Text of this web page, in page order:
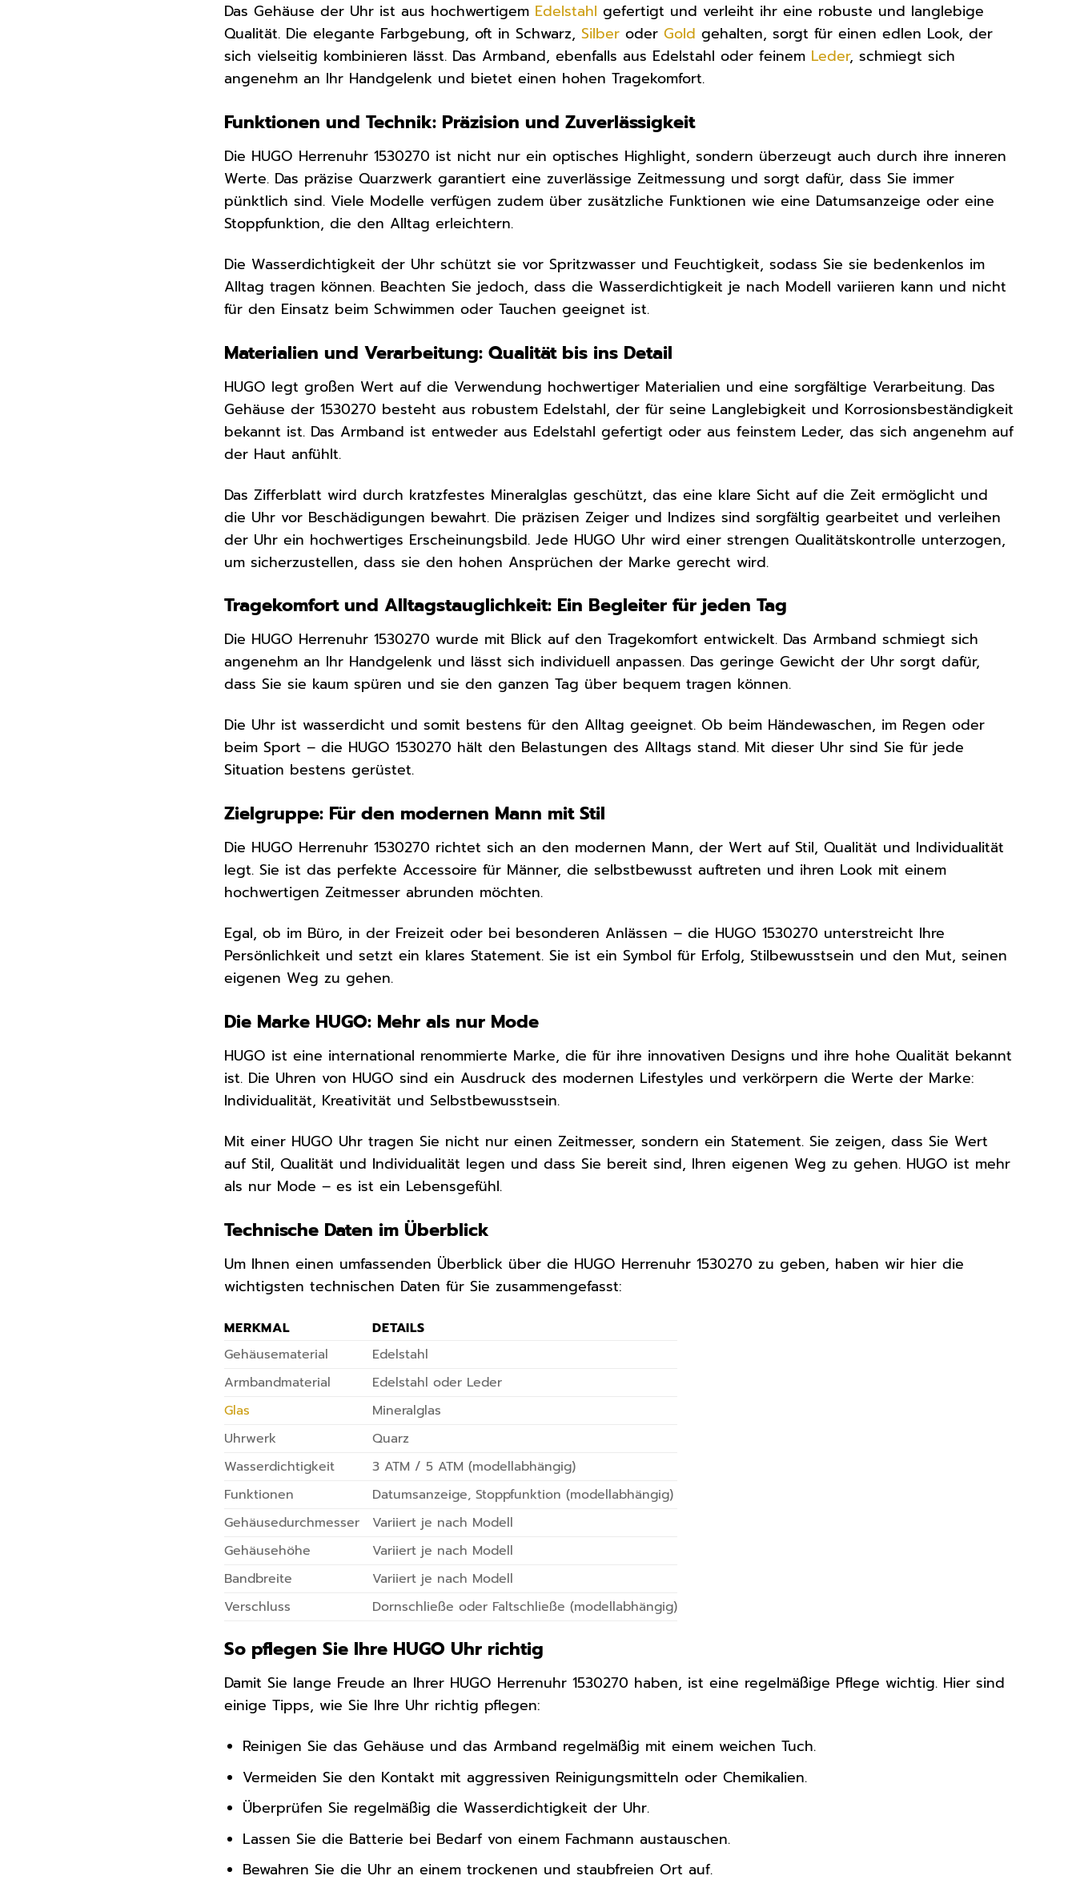
Das Gehäuse der Uhr ist aus hochwertigem Edelstahl gefertigt und verleiht ihr eine robuste und langlebige
Qualität. Die elegante Farbgebung, oft in Schwarz,Silber oderGold gehalten, sorgt für einen edlen Look, der
sich vielseitig kombinieren lässt. Das Armband, ebenfalls aus Edelstahl oder feinem Leder, schmiegt sich
angenehm an Ihr Handgelenk und bietet einen hohen Tragekomfort.
Funktionen und Technik: Präzision und Zuverlässigkeit
Die HUGO Herrenuhr 1530270 ist nicht nur ein optisches Highlight, sondern überzeugt auch durch ihre inneren
Werte. Das präzise Quarzwerk garantiert eine zuverlässige Zeitmessung und sorgt dafür, dass Sie immer
pünktlich sind. Viele Modelle verfügen zudem über zusätzliche Funktionen wie eine Datumsanzeige oder eine
Stoppfunktion, die den Alltag erleichtern.
Die Wasserdichtigkeit der Uhr schützt sie vor Spritzwasser und Feuchtigkeit, sodass Sie sie bedenkenlos im
Alltag tragen können. Beachten Sie jedoch, dass die Wasserdichtigkeit je nach Modell variieren kann und nicht
für den Einsatz beim Schwimmen oder Tauchen geeignet ist.
Materialien und Verarbeitung: Qualität bis ins Detail
HUGO legt großen Wert auf die Verwendung hochwertiger Materialien und eine sorgfältige Verarbeitung. Das
Gehäuse der 1530270 besteht aus robustem Edelstahl, der für seine Langlebigkeit und Korrosionsbeständigkeit
bekannt ist. Das Armband ist entweder aus Edelstahl gefertigt oder aus feinstem Leder, das sich angenehm auf
der Haut anfühlt.
Das Zifferblatt wird durch kratzfestes Mineralglas geschützt, das eine klare Sicht auf die Zeit ermöglicht und
die Uhr vor Beschädigungen bewahrt. Die präzisen Zeiger und Indizes sind sorgfältig gearbeitet und verleihen
der Uhr ein hochwertiges Erscheinungsbild. Jede HUGO Uhr wird einer strengen Qualitätskontrolle unterzogen,
um sicherzustellen, dass sie den hohen Ansprüchen der Marke gerecht wird.
Tragekomfort und Alltagstauglichkeit: Ein Begleiter für jeden Tag
Die HUGO Herrenuhr 1530270 wurde mit Blick auf den Tragekomfort entwickelt. Das Armband schmiegt sich
angenehm an Ihr Handgelenk und lässt sich individuell anpassen. Das geringe Gewicht der Uhr sorgt dafür,
dass Sie sie kaum spüren und sie den ganzen Tag über bequem tragen können.
Die Uhr ist wasserdicht und somit bestens für den Alltag geeignet. Ob beim Händewaschen, im Regen oder
beim Sport – die HUGO 1530270 hält den Belastungen des Alltags stand. Mit dieser Uhr sind Sie für jede
Situation bestens gerüstet.
Zielgruppe: Für den modernen Mann mit Stil
Die HUGO Herrenuhr 1530270 richtet sich an den modernen Mann, der Wert auf Stil, Qualität und Individualität
legt. Sie ist das perfekte Accessoire für Männer, die selbstbewusst auftreten und ihren Look mit einem
hochwertigen Zeitmesser abrunden möchten.
Egal, ob im Büro, in der Freizeit oder bei besonderen Anlässen – die HUGO 1530270 unterstreicht Ihre
Persönlichkeit und setzt ein klares Statement. Sie ist ein Symbol für Erfolg, Stilbewusstsein und den Mut, seinen
eigenen Weg zu gehen.
Die Marke HUGO: Mehr als nur Mode
HUGO ist eine international renommierte Marke, die für ihre innovativen Designs und ihre hohe Qualität bekannt
ist. Die Uhren von HUGO sind ein Ausdruck des modernen Lifestyles und verkörpern die Werte der Marke:
Individualität, Kreativität und Selbstbewusstsein.
Mit einer HUGO Uhr tragen Sie nicht nur einen Zeitmesser, sondern ein Statement. Sie zeigen, dass Sie Wert
auf Stil, Qualität und Individualität legen und dass Sie bereit sind, Ihren eigenen Weg zu gehen. HUGO ist mehr
als nur Mode – es ist ein Lebensgefühl.
Technische Daten im Überblick
Um Ihnen einen umfassenden Überblick über die HUGO Herrenuhr 1530270 zu geben, haben wir hier die
wichtigsten technischen Daten für Sie zusammengefasst:
MERKMAL
DETAILS
Gehäusematerial
Edelstahl
Armbandmaterial
Edelstahl oder Leder
Glas
Mineralglas
Uhrwerk
Quarz
Wasserdichtigkeit
3 ATM / 5 ATM (modellabhängig)
Funktionen
Datumsanzeige, Stoppfunktion (modellabhängig)
Gehäusedurchmesser
Variiert je nach Modell
Gehäusehöhe
Variiert je nach Modell
Bandbreite
Variiert je nach Modell
Verschluss
Dornschließe oder Faltschließe (modellabhängig)
So pflegen Sie Ihre HUGO Uhr richtig
Damit Sie lange Freude an Ihrer HUGO Herrenuhr 1530270 haben, ist eine regelmäßige Pflege wichtig. Hier sind
einige Tipps, wie Sie Ihre Uhr richtig pflegen:
Reinigen Sie das Gehäuse und das Armband regelmäßig mit einem weichen Tuch.
Vermeiden Sie den Kontakt mit aggressiven Reinigungsmitteln oder Chemikalien.
Überprüfen Sie regelmäßig die Wasserdichtigkeit der Uhr.
Lassen Sie die Batterie bei Bedarf von einem Fachmann austauschen.
Bewahren Sie die Uhr an einem trockenen und staubfreien Ort auf.